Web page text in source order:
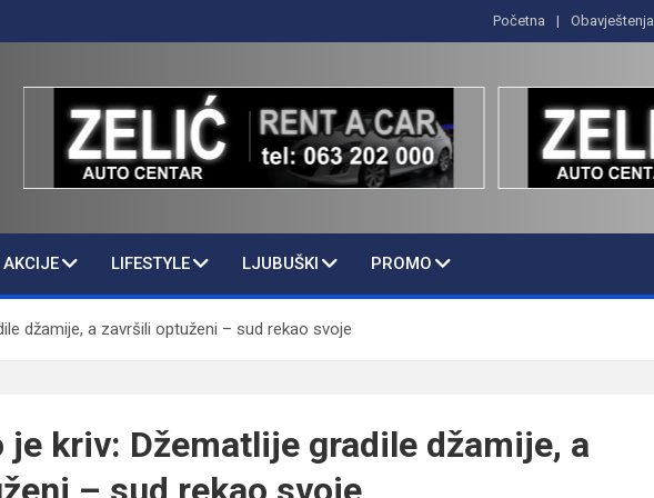
Početna Obavještenja
LIFESTYLE LJUBUŠKI PROMO
džamije, a završili optuženi – sud rekao svoje
je kriv: Džematlije gradile džamije, a